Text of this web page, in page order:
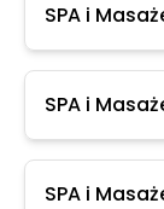
SPA i
SPA i
SPA i